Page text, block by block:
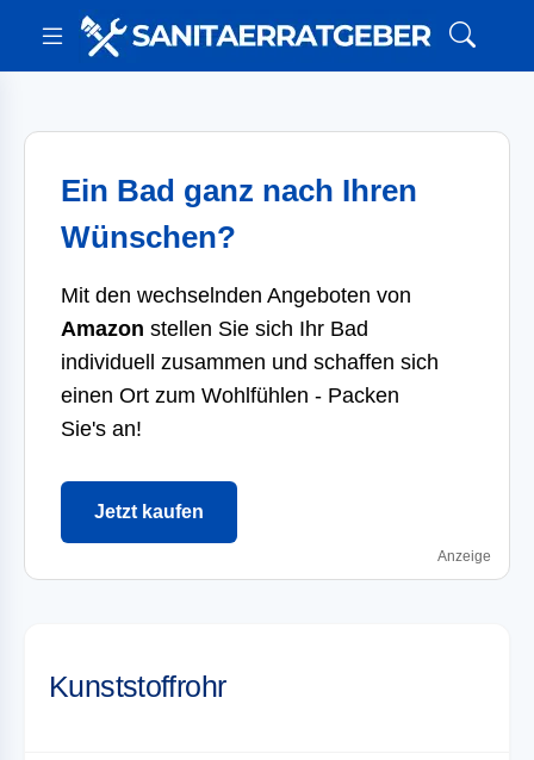
Ein Bad ganz nach Ihren
Wünschen?
Mit den wechselnden Angeboten von
Amazon stellen Sie sich Ihr Bad
individuell zusammen und schaffen sich
einen Ort zum Wohlfühlen - Packen
Sie's an!
Jetzt kaufen
Anzeige
Kunststoffrohr